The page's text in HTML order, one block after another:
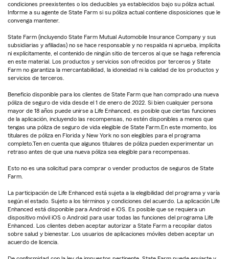
condiciones preexistentes o los deducibles ya establecidos bajo su póliza actual.
Informe a su agente de State Farm si su póliza actual contiene disposiciones que le
convenga mantener.
State Farm (incluyendo State Farm Mutual Automobile Insurance Company y sus
subsidiarias y afiliadas) no se hace responsable y no respalda ni aprueba, implícita
ni explícitamente, el contenido de ningún sitio de terceros al que se haga referencia
en este material. Los productos y servicios son ofrecidos por terceros y State
Farm no garantiza la mercantabilidad, la idoneidad ni la calidad de los productos y
servicios de terceros.
Beneficio disponible para los clientes de State Farm que han comprado una nueva
póliza de seguro de vida desde el 1 de enero de 2022. Si bien cualquier persona
mayor de 18 años puede unirse a Life Enhanced, es posible que ciertas funciones
de la aplicación, incluyendo las recompensas, no estén disponibles a menos que
tengas una póliza de seguro de vida elegible de State Farm.En este momento, los
titulares de póliza en Florida y New York no son elegibles para el programa
completo.Ten en cuenta que algunos titulares de póliza pueden experimentar un
retraso antes de que una nueva póliza sea elegible para recompensas.
Esto no es una solicitud para comprar o vender productos de seguros de State
Farm.
La participación de Life Enhanced está sujeta a la elegibilidad del programa y varía
según el estado. Sujeto a los términos y condiciones del acuerdo. La aplicación Life
Enhanced está disponible para Android e iOS. Es posible que se requiera un
dispositivo móvil iOS o Android para usar todas las funciones del programa Life
Enhanced. Los clientes deben aceptar autorizar a State Farm a recopilar datos
sobre salud y bienestar. Los usuarios de aplicaciones móviles deben aceptar un
acuerdo de licencia.